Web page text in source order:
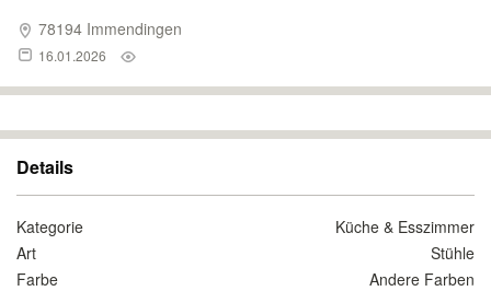
78194 Immendingen
16.01.2026
Details
Kategorie
Küche & Esszimmer
Art
Stühle
Farbe
Andere Farben